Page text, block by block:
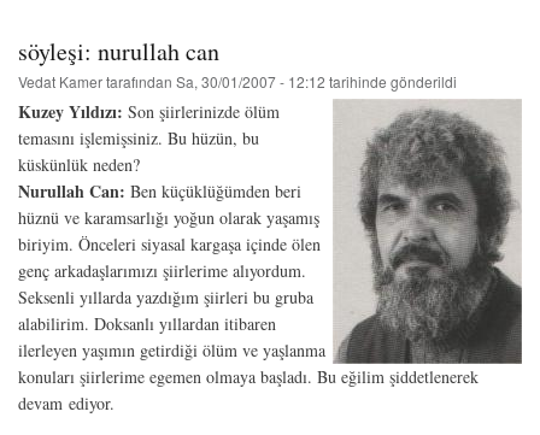
hakkında
söyleşi: nurullah can
Vedat Kamertarafından Sa, 30/01/2007 - 12:12 tarihinde gönderildi
Kuzey Yıldızı: Son şiirlerinizde ölüm
temasını işlemişsiniz. Bu hüzün, bu
küskünlük neden?
Nurullah Can: Ben küçüklüğümden beri
hüznü ve karamsarlığı yoğun olarak yaşamış
biriyim. Önceleri siyasal kargaşa içinde ölen
genç arkadaşlarımızı şiirlerime alıyordum.
Seksenli yıllarda yazdığım şiirleri bu gruba
alabilirim. Doksanlı yıllardan itibaren
ilerleyen yaşımın getirdiği ölüm ve yaşlanma
konuları şiirlerime egemen olmaya başladı. Bu eğilim şiddetlenerek
devam ediyor.